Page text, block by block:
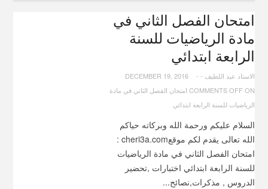
امتحان الفصل الثاني في
مادة الرياضيات للسنة
الرابعة ابتدائي
الاستاد عبد اللطيف -
DECEMBER 19, 2016
-
COMMENTS OFF ON امتحان الفصل الثاني في مادة
الرياضيات للسنة الرابعة ابتدائي
السلام عليكم ورحمة الله وبركاته حياكم
الله تعالى يقدم لكم موقعcheri3a.com :
امتحان الفصل الثاني في مادة الرياضيات
للسنة الرابعة ابتدائي اختبارات ,تحضير
الدروس , مذكرات,نصائح...